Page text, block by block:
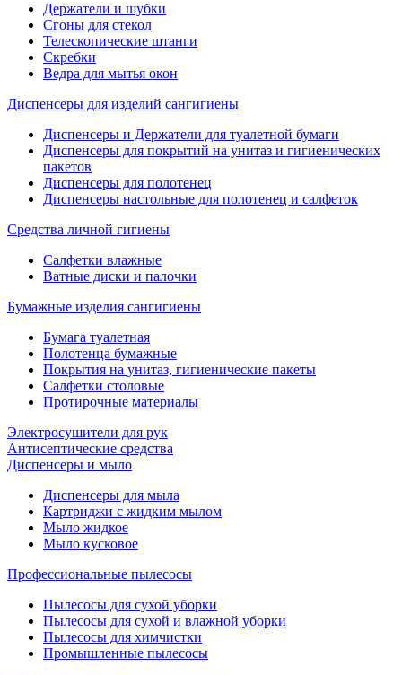
Держатели и шубки
Сгоны для стекол
Телескопические штанги
Скребки
Ведра для мытья окон
Диспенсеры для изделий сангигиены
Диспенсеры и Держатели для туалетной бумаги
Диспенсеры для покрытий на унитаз и гигиенических
пакетов
Диспенсеры для полотенец
Диспенсеры настольные для полотенец и салфеток
Средства личной гигиены
Салфетки влажные
Ватные диски и палочки
Бумажные изделия сангигиены
Бумага туалетная
Полотенца бумажные
Покрытия на унитаз, гигиенические пакеты
Салфетки столовые
Протирочные материалы
Электросушители для рук
Антисептические средства
Диспенсеры и мыло
Диспенсеры для мыла
Картриджи с жидким мылом
Мыло жидкое
Мыло кусковое
Профессиональные пылесосы
Пылесосы для сухой уборки
Пылесосы для сухой и влажной уборки
Пылесосы для химчистки
Промышленные пылесосы